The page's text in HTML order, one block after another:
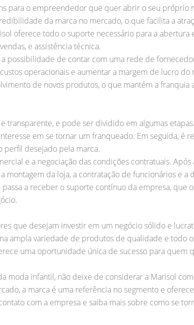
para o empreendedor que quer abrir o seu próprio
da marca no mercado, o que facilita a
oferece todo o suporte necessário para a abertura
e assistência técnica.
possibilidade de contar com uma rede de
operacionais e aumentar a margem de lucro do
de novos produtos, o que mantém a franquia
transparente, e pode ser dividido em algumas
em se tornar um franqueado. Em seguida, é
perfil desejado pela marca.
e a negociação das condições contratuais. Após
da loja, a contratação de funcionários e a
a receber o suporte contínuo da empresa, que
que desejam investir em um negócio sólido e
ampla variedade de produtos de qualidade e todo
uma oportunidade única de sucesso para quem
moda infantil, não deixe de considerar a Marisol
a marca é uma referência no segmento e
com a empresa e saiba mais sobre como se